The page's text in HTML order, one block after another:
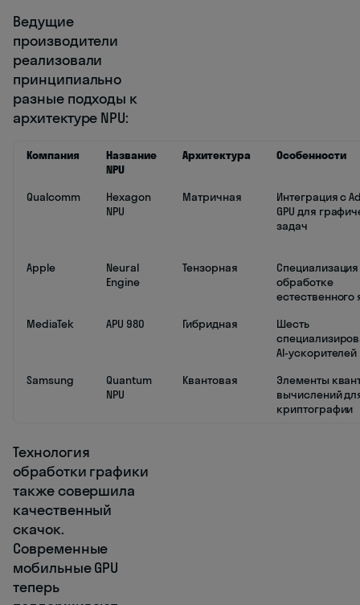
Ведущие
производители
реализовали
принципиально
разные подходы к
архитектуре NPU:
Компания
Название
NPU
Архитектура Особенности
Qualcomm
Hexagon
NPU
Матричная
Интеграция с
GPU для
задач
Apple
Neural
Engine
Тензорная
обработке
естественного
MediaTek
APU 980 Гибридная
Шесть
AI-ускорителей
Samsung
Quantum
NPU
Квантовая
Элементы
вычислений
криптографии
Технология
обработки графики
также совершила
качественный
скачок.
Современные
мобильные GPU
теперь